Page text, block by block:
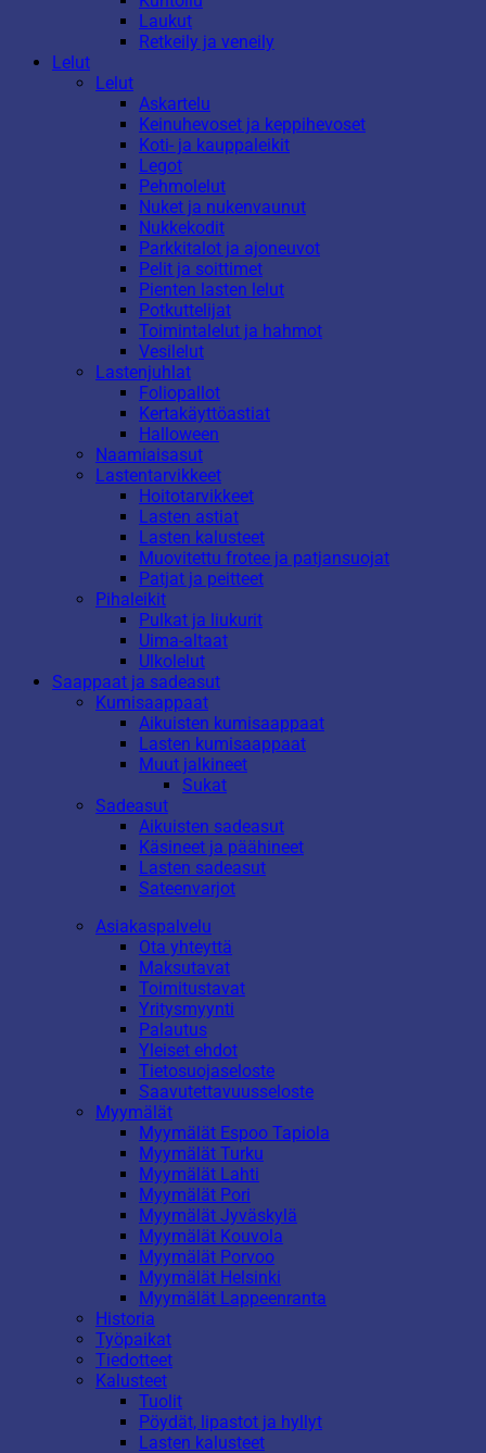
Laukut
Retkeily ja veneily
Lelut
Lelut
Askartelu
Keinuhevoset ja keppihevoset
Koti- ja kauppaleikit
Legot
Pehmolelut
Nuket ja nukenvaunut
Nukkekodit
Parkkitalot ja ajoneuvot
Pelit ja soittimet
Pienten lasten lelut
Potkuttelijat
Toimintalelut ja hahmot
Vesilelut
Lastenjuhlat
Foliopallot
Kertakäyttöastiat
Halloween
Naamiaisasut
Lastentarvikkeet
Hoitotarvikkeet
Lasten astiat
Lasten kalusteet
Muovitettu frotee ja patjansuojat
Patjat ja peitteet
Pihaleikit
Pulkat ja liukurit
Uima-altaat
Ulkolelut
Saappaat ja sadeasut
Kumisaappaat
Aikuisten kumisaappaat
Lasten kumisaappaat
Muut jalkineet
Sukat
Sadeasut
Aikuisten sadeasut
Käsineet ja päähineet
Lasten sadeasut
Sateenvarjot
Asiakaspalvelu
Ota yhteyttä
Maksutavat
Toimitustavat
Yritysmyynti
Palautus
Yleiset ehdot
Tietosuojaseloste
Saavutettavuusseloste
Myymälät
Myymälät Espoo Tapiola
Myymälät Turku
Myymälät Lahti
Myymälät Pori
Myymälät Jyväskylä
Myymälät Kouvola
Myymälät Porvoo
Myymälät Helsinki
Myymälät Lappeenranta
Historia
Työpaikat
Tiedotteet
Kalusteet
Tuolit
Pöydät, lipastot ja hyllyt
Lasten kalusteet